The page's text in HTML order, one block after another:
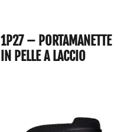
1P27 – PORTAMANETTE
IN PELLE A LACCIO